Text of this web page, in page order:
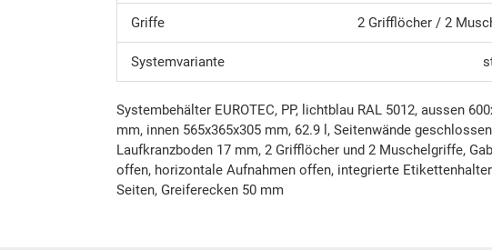
Griffe 2 Grifflöcher / 2
Systemvariante
Systembehälter EUROTEC, PP, lichtblau RAL 5012, aussen
mm, innen 565x365x305 mm, 62.9 l, Seitenwände
Laufkranzboden 17 mm, 2 Grifflöcher und 2 Muschelgriffe,
offen, horizontale Aufnahmen offen, integrierte
Seiten, Greiferecken 50 mm